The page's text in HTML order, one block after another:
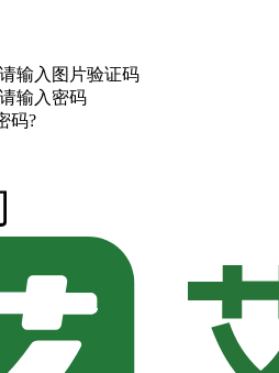
请输入图片验证码
请输入密码
码?